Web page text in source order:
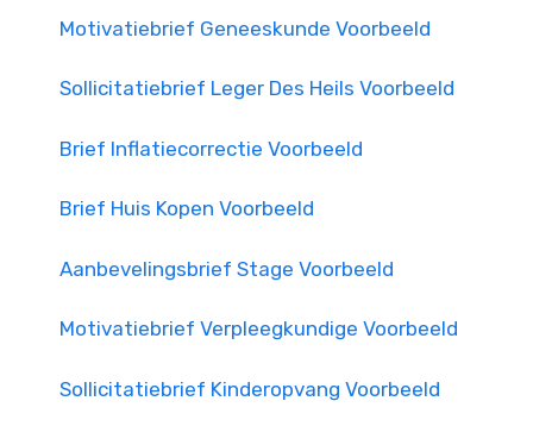
Motivatiebrief Geneeskunde Voorbeeld
Sollicitatiebrief Leger Des Heils Voorbeeld
Brief Inflatiecorrectie Voorbeeld
Brief Huis Kopen Voorbeeld
Aanbevelingsbrief Stage Voorbeeld
Motivatiebrief Verpleegkundige Voorbeeld
Sollicitatiebrief Kinderopvang Voorbeeld